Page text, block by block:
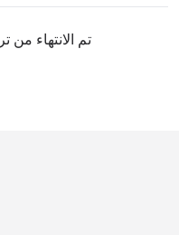
تم الانتهاء